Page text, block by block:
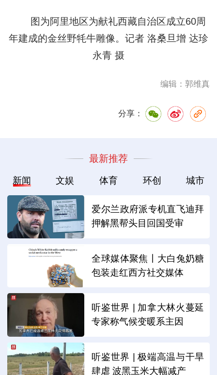
图为阿里地区为献礼西藏自治区成立60周
年建成的金丝野牦牛雕像。记者 洛桑旦增 达珍
永青 摄
编辑：郭维真
分享：
最新推荐
新闻 文娱 体育 环创 城市
爱尔兰政府派专机直飞迪拜
押解黑帮头目回国受审
全球媒体聚焦丨大白兔奶糖
包装走红西方社交媒体
听鉴世界 | 加拿大林火蔓延
专家称气候变暖系主因
听鉴世界 | 极端高温与干旱
肆虐 波黑玉米大幅减产